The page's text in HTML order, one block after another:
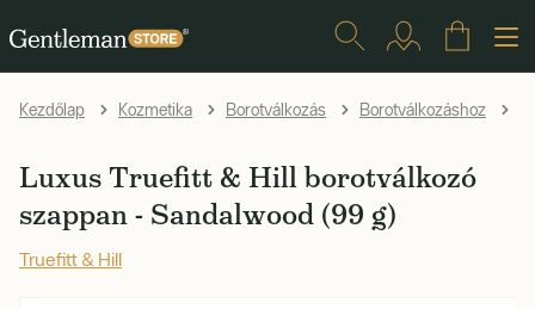
Kezdőlap Kozmetika Borotválkozás Borotválkozáshoz
Luxus Truefitt & Hill borotválkozó
szappan - Sandalwood (99 g)
Truefitt & Hill